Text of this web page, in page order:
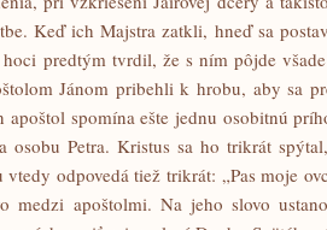
Keď ich Majstra zatkli, hneď sa
predtým tvrdil, že s ním pôjde
Jánom pribehli k hrobu, aby sa
apoštol spomína ešte jednu osobitnú
osobu Petra. Kristus sa ho trikrát
vtedy odpovedá tiež trikrát: „Pas moje
medzi apoštolmi. Na jeho slovo